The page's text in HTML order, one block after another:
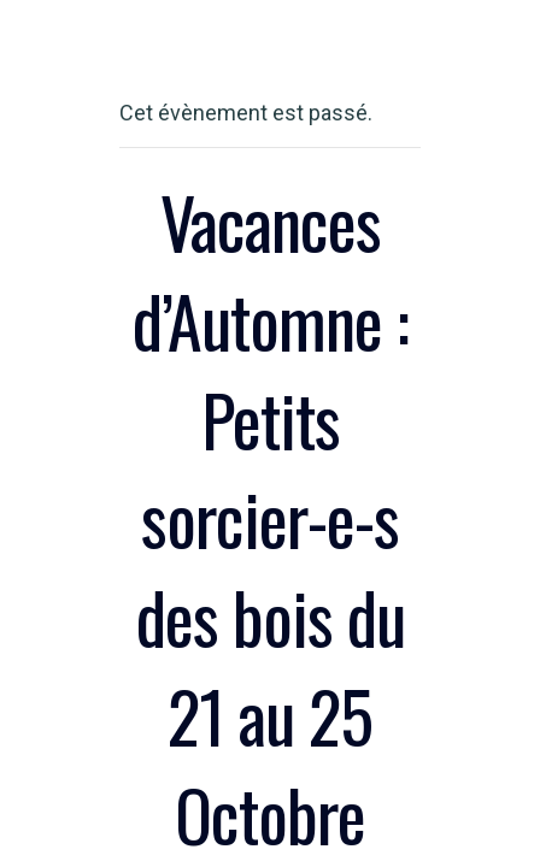
Cet évènement est passé.
Vacances
d’Automne :
Petits
sorcier-e-s
des bois du
21 au 25
Octobre